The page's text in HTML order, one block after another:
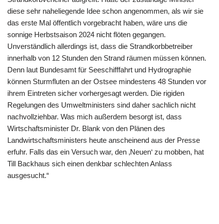
diese sehr naheliegende Idee schon angenommen, als wir sie
das erste Mal öffentlich vorgebracht haben, wäre uns die
sonnige Herbstsaison 2024 nicht flöten gegangen.
Unverständlich allerdings ist, dass die Strandkorbbetreiber
innerhalb von 12 Stunden den Strand räumen müssen können.
Denn laut Bundesamt für Seeschifffahrt und Hydrographie
können Sturmfluten an der Ostsee mindestens 48 Stunden vor
ihrem Eintreten sicher vorhergesagt werden. Die rigiden
Regelungen des Umweltministers sind daher sachlich nicht
nachvollziehbar. Was mich außerdem besorgt ist, dass
Wirtschaftsminister Dr. Blank von den Plänen des
Landwirtschaftsministers heute anscheinend aus der Presse
erfuhr. Falls das ein Versuch war, den ‚Neuen‘ zu mobben, hat
Till Backhaus sich einen denkbar schlechten Anlass
ausgesucht.“